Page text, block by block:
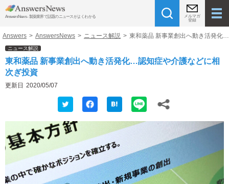
AnswersNews - 製薬業界で話題のニュースがよくわかる
メルマガ
登録
Answers > AnswersNews > ニュース解説 > 東和薬品 新事業創出へ動き活発化
ニュース解説
東和薬品 新事業創出へ動き活発化…認知症や介護などに相
次ぎ投資
更新日 2020/05/07